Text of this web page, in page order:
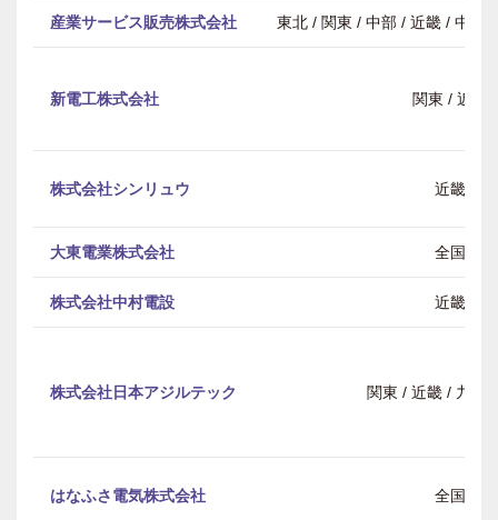
産業サービス販売株式会社 東北 / 関東 / 中部 / 近畿 / 中国
新電工株式会社 関東 / 近畿
株式会社シンリュウ 近畿
大東電業株式会社 全国
株式会社中村電設 近畿
株式会社日本アジルテック 関東 / 近畿 / 九州
はなふさ電気株式会社 全国